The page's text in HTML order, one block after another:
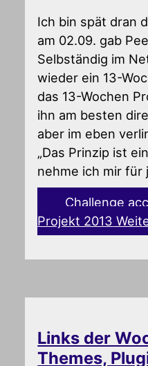
Ich bin spät dran
am 02.09. gab
Selbständig im
wieder ein 13-
das 13-Wochen
ihn am besten
aber im eben
„Das Prinzip ist
nehme ich mir für
Challenge
Projekt 2013
Links der
Themes,